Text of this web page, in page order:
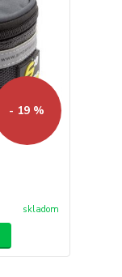
- 19 %
skladom